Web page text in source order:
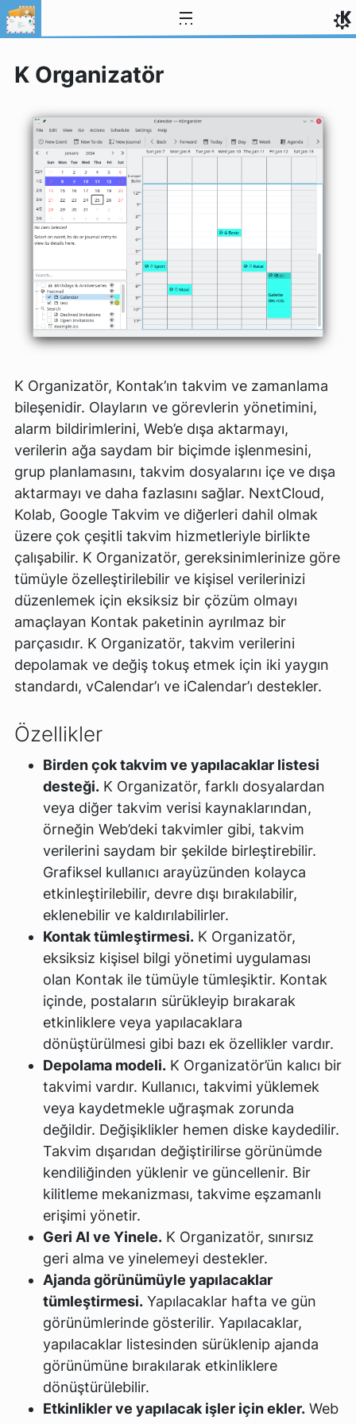
İçeriğe atla
K Organizatör
K Organizatör, Kontak’ın takvim ve zamanlama
bileşenidir. Olayların ve görevlerin yönetimini,
alarm bildirimlerini, Web’e dışa aktarmayı,
verilerin ağa saydam bir biçimde işlenmesini,
grup planlamasını, takvim dosyalarını içe ve dışa
aktarmayı ve daha fazlasını sağlar. NextCloud,
Kolab, Google Takvim ve diğerleri dahil olmak
üzere çok çeşitli takvim hizmetleriyle birlikte
çalışabilir. K Organizatör, gereksinimlerinize göre
tümüyle özelleştirilebilir ve kişisel verilerinizi
düzenlemek için eksiksiz bir çözüm olmayı
amaçlayan Kontak paketinin ayrılmaz bir
parçasıdır. K Organizatör, takvim verilerini
depolamak ve değiş tokuş etmek için iki yaygın
standardı, vCalendar’ı ve iCalendar’ı destekler.
Özellikler
Birden çok takvim ve yapılacaklar listesi
desteği. K Organizatör, farklı dosyalardan
veya diğer takvim verisi kaynaklarından,
örneğin Web’deki takvimler gibi, takvim
verilerini saydam bir şekilde birleştirebilir.
Grafiksel kullanıcı arayüzünden kolayca
etkinleştirilebilir, devre dışı bırakılabilir,
eklenebilir ve kaldırılabilirler.
Kontak tümleştirmesi. K Organizatör,
eksiksiz kişisel bilgi yönetimi uygulaması
olan Kontak ile tümüyle tümleşiktir. Kontak
içinde, postaların sürükleyip bırakarak
etkinliklere veya yapılacaklara
dönüştürülmesi gibi bazı ek özellikler vardır.
Depolama modeli. K Organizatör’ün kalıcı bir
takvimi vardır. Kullanıcı, takvimi yüklemek
veya kaydetmekle uğraşmak zorunda
değildir. Değişiklikler hemen diske kaydedilir.
Takvim dışarıdan değiştirilirse görünümde
kendiliğinden yüklenir ve güncellenir. Bir
kilitleme mekanizması, takvime eşzamanlı
erişimi yönetir.
Geri Al ve Yinele. K Organizatör, sınırsız
geri alma ve yinelemeyi destekler.
Ajanda görünümüyle yapılacaklar
tümleştirmesi. Yapılacaklar hafta ve gün
görünümlerinde gösterilir. Yapılacaklar,
yapılacaklar listesinden sürüklenip ajanda
görünümüne bırakılarak etkinliklere
dönüştürülebilir.
Etkinlikler ve yapılacak işler için ekler. Web